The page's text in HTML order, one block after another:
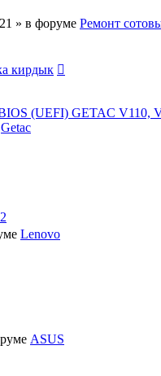
» в форуме Ремонт
кирдык
(UEFI) GETAC
Getac
Lenovo
ASUS